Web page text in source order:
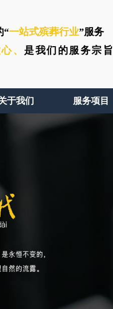
“一站式殡葬行业”服务
、 是我们的服务宗旨
于我们 服务项目